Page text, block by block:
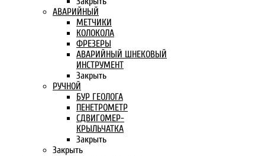
АВАРИЙНЫЙ
МЕТЧИКИ
КОЛОКОЛА
ФРЕЗЕРЫ
АВАРИЙНЫЙ ШНЕКОВЫЙ
ИНСТРУМЕНТ
Закрыть
РУЧНОЙ
БУР ГЕОЛОГА
ПЕНЕТРОМЕТР
СДВИГОМЕР-
КРЫЛЬЧАТКА
Закрыть
Закрыть